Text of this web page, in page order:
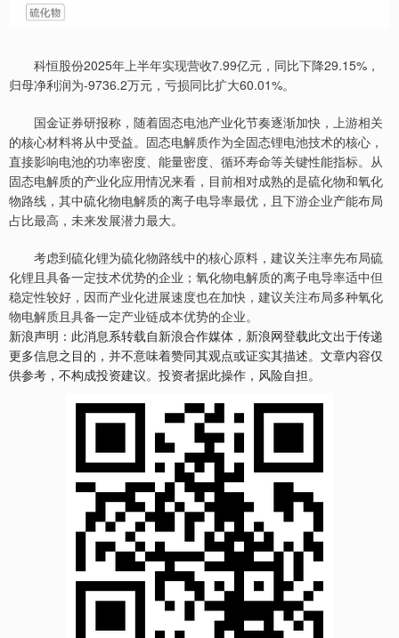
科恒股份2025年上半年实现营收7.99亿元，同比下降29.15%，
归母净利润为-9736.2万元，亏损同比扩大60.01%。
国金证券研报称，随着固态电池产业化节奏逐渐加快，上游相关
的核心材料将从中受益。固态电解质作为全固态锂电池技术的核心，
直接影响电池的功率密度、能量密度、循环寿命等关键性能指标。从
固态电解质的产业化应用情况来看，目前相对成熟的是硫化物和氧化
物路线，其中硫化物电解质的离子电导率最优，且下游企业产能布局
占比最高，未来发展潜力最大。
考虑到硫化锂为硫化物路线中的核心原料，建议关注率先布局硫
化锂且具备一定技术优势的企业；氧化物电解质的离子电导率适中但
稳定性较好，因而产业化进展速度也在加快，建议关注布局多种氧化
物电解质且具备一定产业链成本优势的企业。
新浪声明：此消息系转载自新浪合作媒体，新浪网登载此文出于传递
更多信息之目的，并不意味着赞同其观点或证实其描述。文章内容仅
供参考，不构成投资建议。投资者据此操作，风险自担。